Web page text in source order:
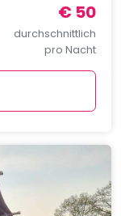
€ 50
durchschnittlich
pro Nacht